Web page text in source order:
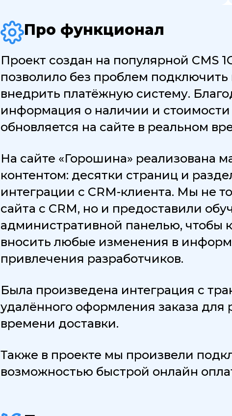
Про функционал
Проект создан на популярной CMS
позволило без проблем
внедрить платёжную систему.
информация о наличии и стоимости
обновляется на сайте в реальном
На сайте «Горошина» реализована
контентом: десятки страниц и
интеграции с CRM-клиента. Мы не
сайта с CRM, но и предоставили
административной панелью, чтобы
вносить любые изменения в
привлечения разработчиков.
Была произведена интеграция с
удалённого оформления заказа для
времени доставки.
Также в проекте мы произвели
возможностью быстрой онлайн